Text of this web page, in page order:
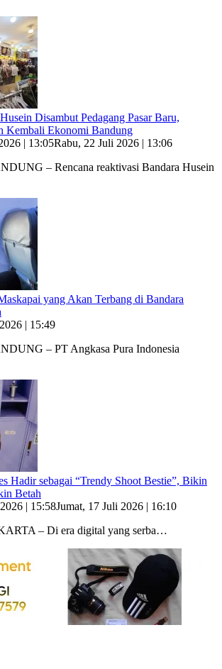
Disambut Pedagang Pasar Baru,
Kembali Ekonomi Bandung
| 13:05Rabu, 22 Juli 2026 | 13:06
– Rencana reaktivasi Bandara Husein
yang Akan Terbang di Bandara
| 15:49
– PT Angkasa Pura Indonesia
Hadir sebagai “Trendy Shoot Bestie”, Bikin
Betah
| 15:58Jumat, 17 Juli 2026 | 16:10
– Di era digital yang serba…